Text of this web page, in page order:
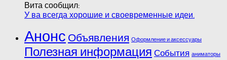
Вита сообщил:
У ва всегда хорошие и своевременные идеи.
Анонс Объявления Оформление и аксессуары
Полезная информация События аниматоры